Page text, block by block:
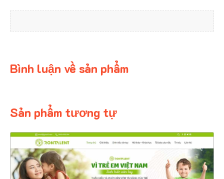
Bình luận về sản phẩm
Sản phẩm tương tự